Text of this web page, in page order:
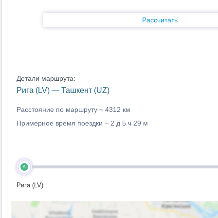
Рассчитать
Детали маршрута:
Рига (LV) — Ташкент (UZ)
Расстояние по маршруту ~ 4312 км
Примерное время поездки ~ 2 д 5 ч 29 м
A
Рига (LV)